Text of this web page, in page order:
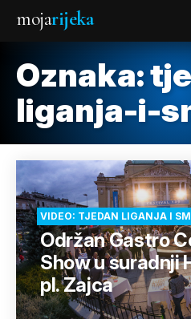
mojarijeka
Oznaka:
liganja-i-
VIDEO: TJEDAN LIGANJA I
Održan Gastro
Show u suradnji
pl. Zajca